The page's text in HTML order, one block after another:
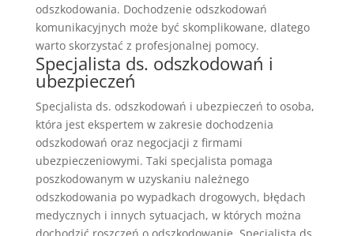
odszkodowania. Dochodzenie odszkodowań
komunikacyjnych może być skomplikowane, dlatego
warto skorzystać z profesjonalnej pomocy.
Specjalista ds. odszkodowań i
ubezpieczeń
Specjalista ds. odszkodowań i ubezpieczeń to osoba,
która jest ekspertem w zakresie dochodzenia
odszkodowań oraz negocjacji z firmami
ubezpieczeniowymi. Taki specjalista pomaga
poszkodowanym w uzyskaniu należnego
odszkodowania po wypadkach drogowych, błędach
medycznych i innych sytuacjach, w których można